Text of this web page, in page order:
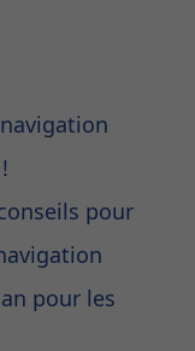
pour
pour les